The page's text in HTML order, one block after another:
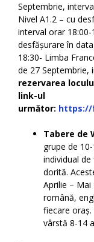
Septembrie,
Nivel A1.2 – cu
interval orar 18:00-
desfășurare în
18:30- Limba
de 27 Septembrie,
rezervarea
link-ul
următor: https://
Tabere de
grupe de
individual
dorită.
Aprilie –
română,
fiecare
vârstă 8-14